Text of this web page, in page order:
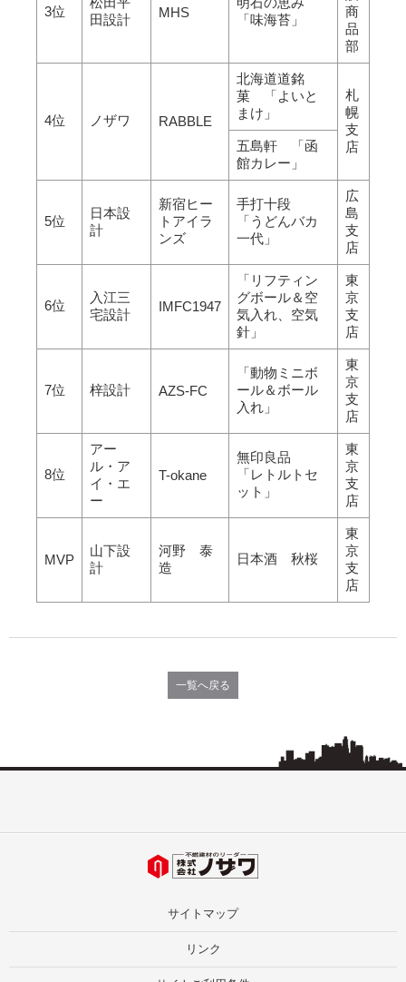
3位
田設計
MHS
「味海苔」
商
品
部
4位 ノザワ RABBLE
北海道道銘
菓 「よいと
まけ」
札
幌
支
店
五島軒 「函
館カレー」
5位
日本設
計
新宿ヒー
トアイラ
ンズ
手打十段
「うどんバカ
一代」
広
島
支
店
6位
入江三
宅設計
IMFC1947
「リフティン
グボール＆空
気入れ、空気
針」
東
京
支
店
7位 梓設計 AZS-FC
「動物ミニボ
ール＆ボール
入れ」
東
京
支
店
8位
アー
ル・ア
イ・エ
ー
T-okane
無印良品
「レトルトセ
ット」
東
京
支
店
MVP
山下設
計
河野 泰
造
日本酒 秋桜
東
京
支
店
一覧へ戻る
サイトマップ
リンク